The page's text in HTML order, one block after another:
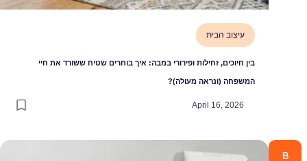
עיצוב הבית
בין חיוכים, זחילות ופירורי במבה: איך בוחרים שטיח ששורד את חיי
המשפחה (ונראה מעולה)?
April 16, 2026
B